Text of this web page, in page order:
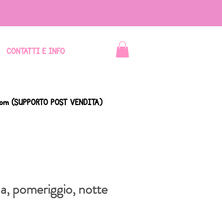
CONTATTI E INFO
(SUPPORTO POST VENDITA)
pomeriggio, notte